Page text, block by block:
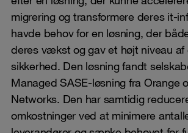
migrering og transformere deres it-
havde behov for en løsning, der
deres vækst og gav et højt niveau af
sikkerhed. Den løsning fandt
Managed SASE-løsning fra Orange
Networks. Den har samtidig
omkostninger ved at minimere